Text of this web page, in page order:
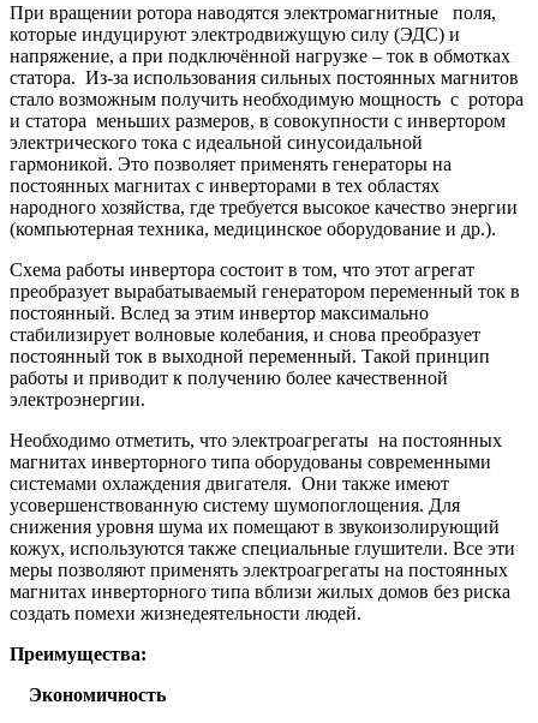
При вращении ротора наводятся электромагнитные поля,
которые индуцируют электродвижущую силу (ЭДС) и
напряжение, а при подключённой нагрузке – ток в обмотках
статора. Из-за использования сильных постоянных магнитов
стало возможным получить необходимую мощность с ротора
и статора меньших размеров, в совокупности с инвертором
электрического тока с идеальной синусоидальной
гармоникой. Это позволяет применять генераторы на
постоянных магнитах с инверторами в тех областях
народного хозяйства, где требуется высокое качество энергии
(компьютерная техника, медицинское оборудование и др.).
Схема работы инвертора состоит в том, что этот агрегат
преобразует вырабатываемый генератором переменный ток в
постоянный. Вслед за этим инвертор максимально
стабилизирует волновые колебания, и снова преобразует
постоянный ток в выходной переменный. Такой принцип
работы и приводит к получению более качественной
электроэнергии.
Необходимо отметить, что электроагрегаты на постоянных
магнитах инверторного типа оборудованы современными
системами охлаждения двигателя. Они также имеют
усовершенствованную систему шумопоглощения. Для
снижения уровня шума их помещают в звукоизолирующий
кожух, используются также специальные глушители. Все эти
меры позволяют применять электроагрегаты на постоянных
магнитах инверторного типа вблизи жилых домов без риска
создать помехи жизнедеятельности людей.
Преимущества:
Экономичность